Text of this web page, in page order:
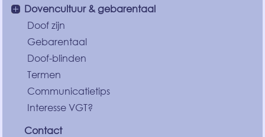
Dovencultuur & gebarentaal
Doof zijn
Gebarentaal
Doof-blinden
Termen
Communicatietips
Interesse VGT?
Contact